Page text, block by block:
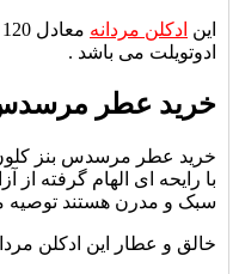
این ادکلن مردانه
ادوتویلت می باشد .
خرید عطر
خرید عطر مرسدس بنز
با رایحه ای الهام گرفته از
سبک و مدرن هستند توصیه
خالق و عطار این ادکلن